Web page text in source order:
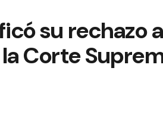
su rechazo
Corte